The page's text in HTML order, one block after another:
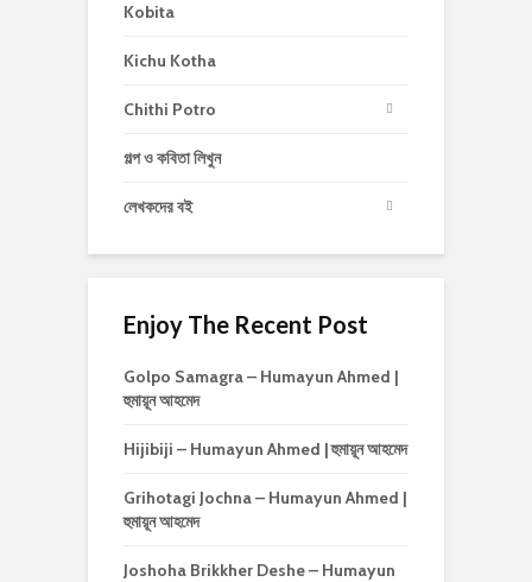
Kobita
Kichu Kotha
Chithi Potro
গল্প ও কবিতা লিখুন
লেখকদের বই
Enjoy The Recent Post
Golpo Samagra – Humayun Ahmed |
হুমায়ূন আহমেদ
Hijibiji – Humayun Ahmed | হুমায়ূন আহমেদ
Grihotagi Jochna – Humayun Ahmed |
হুমায়ূন আহমেদ
Joshoha Brikkher Deshe – Humayun